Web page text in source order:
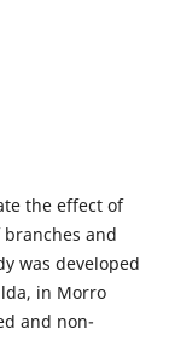
the effect of
and
was developed
in Morro
and non-